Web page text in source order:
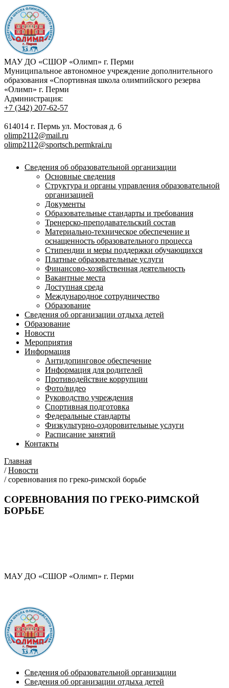
МАУ ДО «СШОР «Олимп» г. Перми
Муниципальное автономное учреждение дополнительного
образования «Спортивная школа олимпийского резерва
«Олимп» г. Перми
Администрация:
+7 (342) 207-62-57
614014 г. Пермь ул. Мостовая д. 6
olimp2112@mail.ru
olimp2112@sportsch.permkrai.ru
Сведения об образовательной организации
Основные сведения
Структура и органы управления образовательной
организацией
Документы
Образовательные стандарты и требования
Тренерско-преподавательский состав
Материально-техническое обеспечение и
оснащенность образовательного процесса
Стипендии и меры поддержки обучающихся
Платные образовательные услуги
Финансово-хозяйственная деятельность
Вакантные места
Доступная среда
Международное сотрудничество
Образование
Сведения об организации отдыха детей
Образование
Новости
Мероприятия
Информация
Антидопинговое обеспечение
Информация для родителей
Противодействие коррупции
Фото/видео
Руководство учреждения
Спортивная подготовка
Федеральные стандарты
Физкультурно-оздоровительные услуги
Расписание занятий
Контакты
Главная
/ Новости
/ соревнования по греко-римской борьбе
СОРЕВНОВАНИЯ ПО ГРЕКО-РИМСКОЙ
БОРЬБЕ
МАУ ДО «СШОР «Олимп» г. Перми
Сведения об образовательной организации
Сведения об организации отдыха детей